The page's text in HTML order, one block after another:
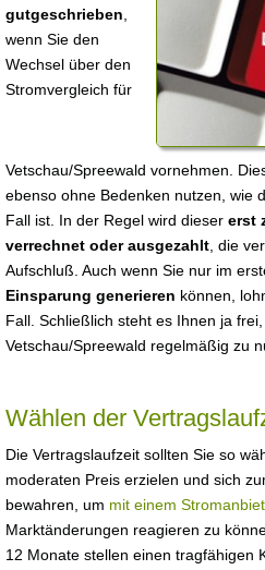
gutgeschrieben
wenn Sie den
Wechsel über den
Stromvergleich für
Vetschau/Spreewald vornehmen.
ebenso ohne Bedenken nutzen, wie
Fall ist. In der Regel wird dieser erst
verrechnet oder ausgezahlt , die
Aufschluß. Auch wenn Sie nur im
Einsparung generieren können,
Fall. Schließlich steht es Ihnen ja
Vetschau/Spreewald regelmäßig zu
Wählen der
Die Vertragslaufzeit sollten Sie so
moderaten Preis erzielen und sich
bewahren, um mit einem
Marktänderungen reagieren zu
12 Monate stellen einen tragfähigen